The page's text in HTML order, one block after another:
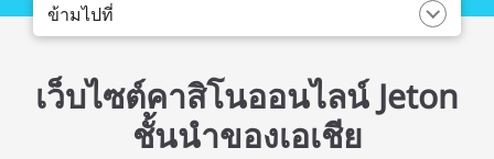
ข้ามไปที่
เว็บไซต์คาสิโนออนไลน์ Jeton
ชั้นนำของเอเชีย